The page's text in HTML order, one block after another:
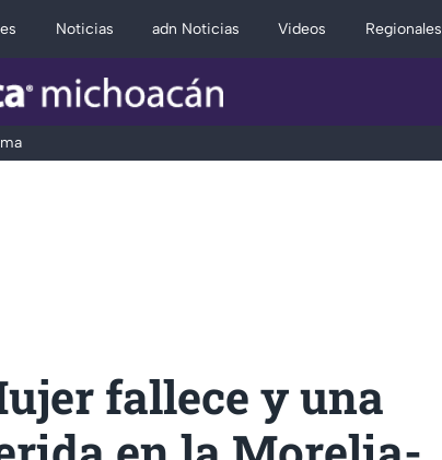
Noticias adn Noticias Videos Regionales
fallece y una